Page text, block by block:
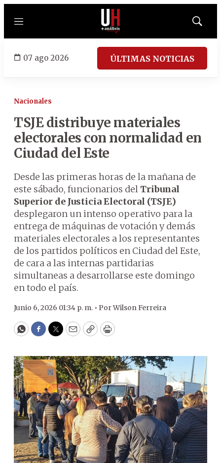
Menú
Mostrar
07 ago 2026 ÚLTIMAS NOTICIAS
Nacionales
TSJE distribuye materiales
electorales con normalidad en
Ciudad del Este
Desde las primeras horas de la mañana de
este sábado, funcionarios del Tribunal
Superior de Justicia Electoral (TSJE)
desplegaron un intenso operativo para la
entrega de máquinas de votación y demás
materiales electorales a los representantes
de los partidos políticos en Ciudad del Este,
de cara a las internas partidarias
simultaneas a desarrollarse este domingo
en todo el país.
Junio 6, 2026 01:34 p. m. • PorWilson Ferreira
WhatsApp
Facebook
Twitter
EmailCopyPrint